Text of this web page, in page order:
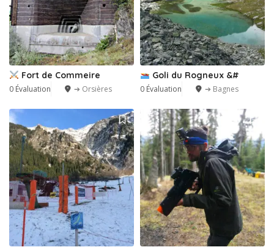
Fort de Commeire
0 Évaluation ➔ Orsières
Goli du Rogneux &#
0 Évaluation ➔ Bagnes